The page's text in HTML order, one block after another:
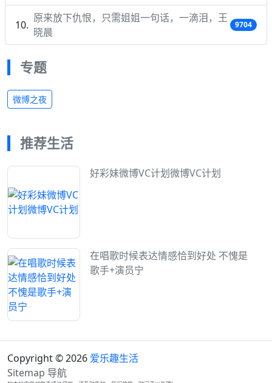
原来放下仇恨，只需姐姐一句话，一滴泪，王
晓晨
9704
专题
微博之夜
推荐生活
好彩妹微博VC计划微博VC计划
在唱歌时候表达情感恰到好处 不愧是
歌手+演员宁
Copyright © 2026 爱乐趣生活
Sitemap 导航